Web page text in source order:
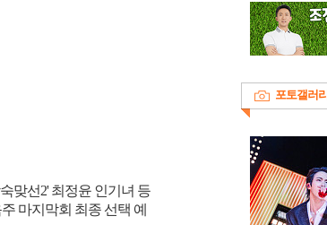
맞선2' 최정윤 인기녀 등
마지막회 최종 선택 예
포토갤러리